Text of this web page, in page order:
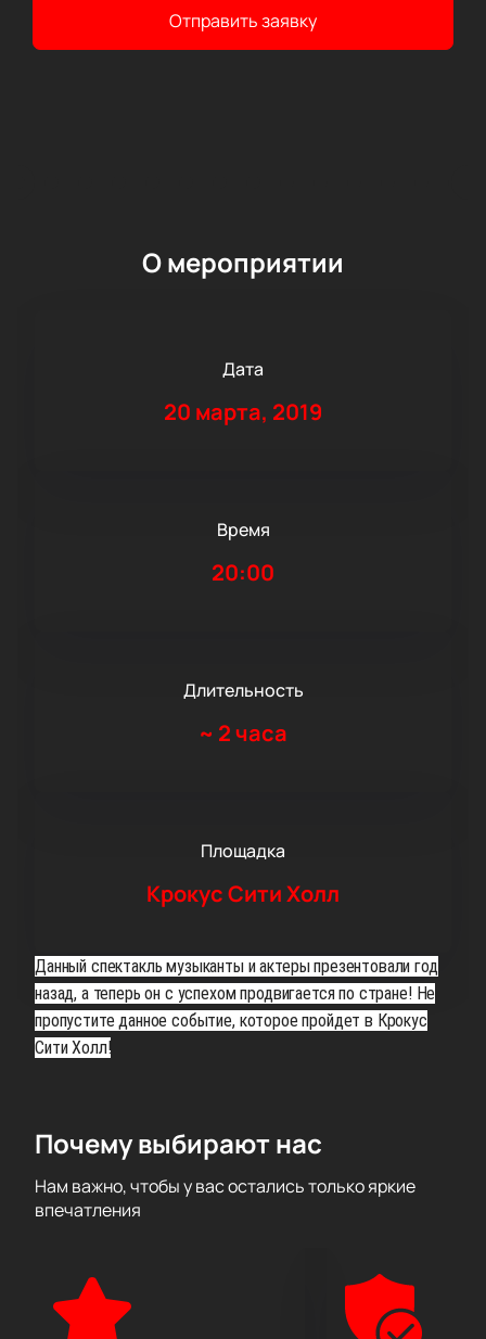
Отправить заявку
О мероприятии
Дата
20 марта, 2019
Время
20:00
Длительность
~ 2 часа
Площадка
Крокус Сити Холл
Данный спектакль музыканты и актеры презентовали год
назад, а теперь он с успехом продвигается по стране! Не
пропустите данное событие, которое пройдет в Крокус
Сити Холл!
Почему выбирают нас
Нам важно, чтобы у вас остались только яркие
впечатления